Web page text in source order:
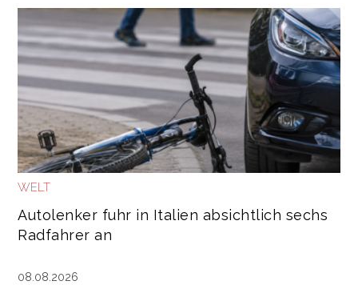
WELT
Autolenker fuhr in Italien absichtlich sechs
Radfahrer an
08.08.2026